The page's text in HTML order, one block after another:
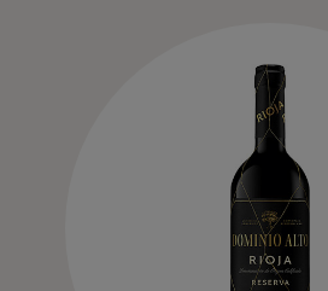
Alla cocktails & drinkar